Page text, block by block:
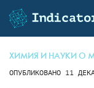
ХИМИЯ И НАУКИ О
ОПУБЛИКОВАНО 11